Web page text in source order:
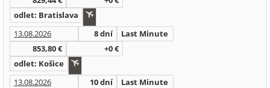
odlet: Bratislava
13.08.2026
8 dní
Last Minute
853,80 €
+0 €
odlet: Košice
13.08.2026
10 dní
Last Minute